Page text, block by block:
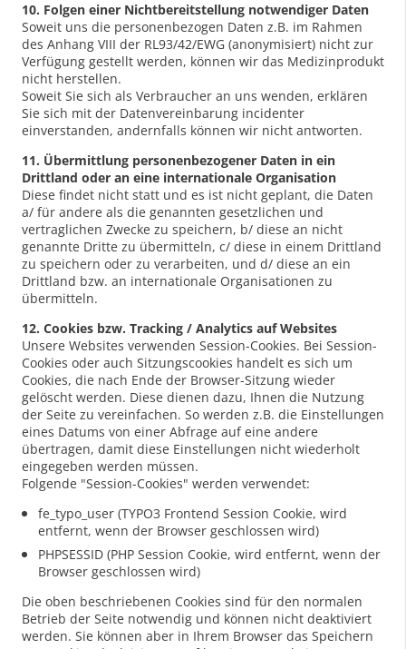
10. Folgen einer Nichtbereitstellung notwendiger Daten
Soweit uns die personenbezogen Daten z.B. im Rahmen
des Anhang VIII der RL93/42/EWG (anonymisiert) nicht zur
Verfügung gestellt werden, können wir das Medizinprodukt
nicht herstellen.
Soweit Sie sich als Verbraucher an uns wenden, erklären
Sie sich mit der Datenvereinbarung incidenter
einverstanden, andernfalls können wir nicht antworten.
11. Übermittlung personenbezogener Daten in ein
Drittland oder an eine internationale Organisation
Diese findet nicht statt und es ist nicht geplant, die Daten
a/ für andere als die genannten gesetzlichen und
vertraglichen Zwecke zu speichern, b/ diese an nicht
genannte Dritte zu übermitteln, c/ diese in einem Drittland
zu speichern oder zu verarbeiten, und d/ diese an ein
Drittland bzw. an internationale Organisationen zu
übermitteln.
12. Cookies bzw. Tracking / Analytics auf Websites
Unsere Websites verwenden Session-Cookies. Bei Session-
Cookies oder auch Sitzungscookies handelt es sich um
Cookies, die nach Ende der Browser-Sitzung wieder
gelöscht werden. Diese dienen dazu, Ihnen die Nutzung
der Seite zu vereinfachen. So werden z.B. die Einstellungen
eines Datums von einer Abfrage auf eine andere
übertragen, damit diese Einstellungen nicht wiederholt
eingegeben werden müssen.
Folgende "Session-Cookies" werden verwendet:
fe_typo_user (TYPO3 Frontend Session Cookie, wird
entfernt, wenn der Browser geschlossen wird)
PHPSESSID (PHP Session Cookie, wird entfernt, wenn der
Browser geschlossen wird)
Die oben beschriebenen Cookies sind für den normalen
Betrieb der Seite notwendig und können nicht deaktiviert
werden. Sie können aber in Ihrem Browser das Speichern